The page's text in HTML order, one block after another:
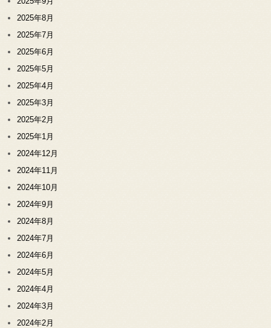
2025年8月
2025年7月
2025年6月
2025年5月
2025年4月
2025年3月
2025年2月
2025年1月
2024年12月
2024年11月
2024年10月
2024年9月
2024年8月
2024年7月
2024年6月
2024年5月
2024年4月
2024年3月
2024年2月